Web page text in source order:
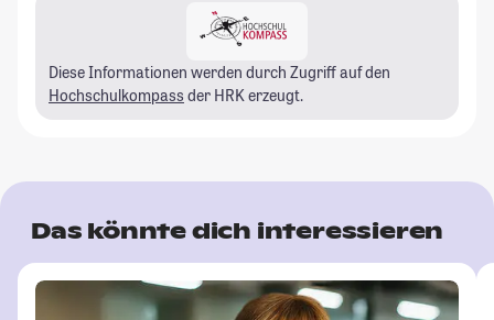
Diese Informationen werden durch Zugriff auf den
Hochschulkompass der HRK erzeugt.
Das könnte dich interessieren